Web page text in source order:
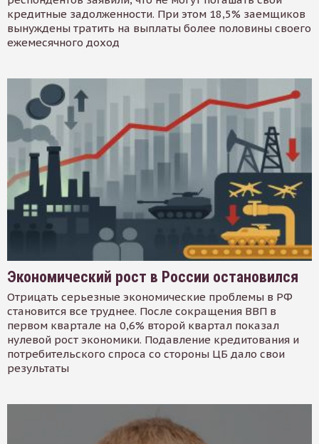
кредитные задолженности. При этом 18,5% заемщиков
вынуждены тратить на выплаты более половины своего
ежемесячного доход
Экономический рост в России остановился
Отрицать серьезные экономические проблемы в РФ
становится все труднее. После сокращения ВВП в
первом квартале на 0,6% второй квартал показал
нулевой рост экономики. Подавление кредитования и
потребительского спроса со стороны ЦБ дало свои
результаты